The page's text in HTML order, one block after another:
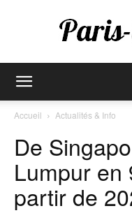
Accueil Actualités & Info
De
Lumpur en
partir de